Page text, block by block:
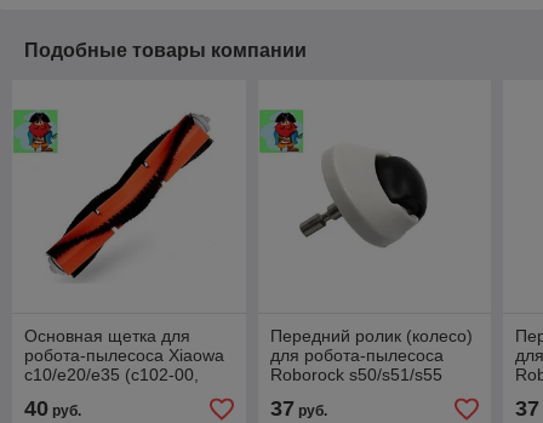
Подобные товары компании
Основная щетка для
робота-пылесоса Xiaowa
c10/e20/e35 (c102-00,
40 руб.
Передний ролик (колесо)
для робота-пылесоса
Roborock s50/s51/s55
37 руб. 37